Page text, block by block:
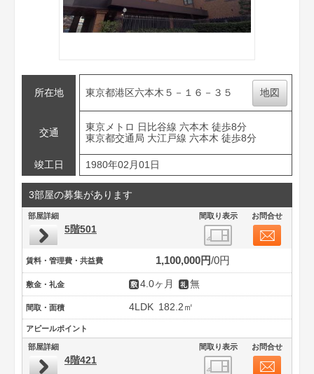
所在地 東京都港区六本木５－１６－３５ 地図
交通
東京メトロ 日比谷線 六本木 徒歩8分
東京都交通局 大江戸線 六本木 徒歩8分
竣工日 1980年02月01日
3部屋の募集があります
部屋詳細 間取り表示 お問合せ
5階501
賃料・管理費・共益費 1,100,000円 0円
敷金・礼金 4.0ヶ月 無
間取・面積 4LDK 182.2㎡
アピールポイント
部屋詳細 間取り表示 お問合せ
4階421